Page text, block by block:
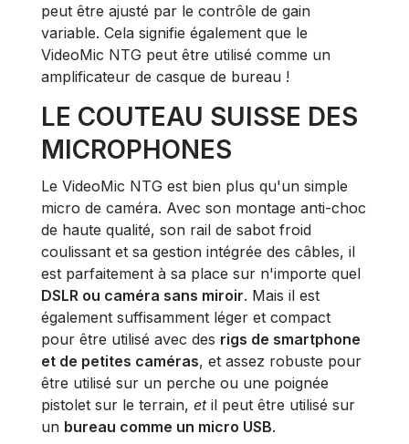
peut être ajusté par le contrôle de gain
variable. Cela signifie également que le
VideoMic NTG peut être utilisé comme un
amplificateur de casque de bureau !
LE COUTEAU SUISSE DES
MICROPHONES
Le VideoMic NTG est bien plus qu'un simple
micro de caméra. Avec son montage anti-choc
de haute qualité, son rail de sabot froid
coulissant et sa gestion intégrée des câbles, il
est parfaitement à sa place sur n'importe quel
DSLR ou caméra sans miroir. Mais il est
également suffisamment léger et compact
pour être utilisé avec des rigs de smartphone
et de petites caméras, et assez robuste pour
être utilisé sur un perche ou une poignée
pistolet sur le terrain, etil peut être utilisé sur
un bureau comme un micro USB.